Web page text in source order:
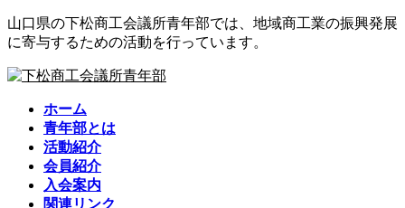
コ
ン
ン
ナ
ビ
ー
山口県の下松商工会議所青年部では、地域商工業の振興発展
に寄与するための活動を行っています。
ホーム
青年部とは
活動紹介
会員紹介
入会案内
関連リンク